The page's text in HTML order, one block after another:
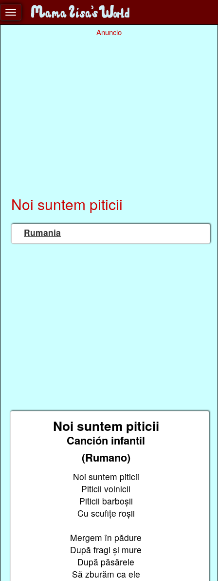
Anuncio
Noi suntem piticii
Rumania
Noi suntem piticii
Canción infantil
(Rumano)
Noi suntem piticii
Piticii voinicii
Piticii barboșii
Cu scufițe roșii
Mergem în pădure
După fragi și mure
După păsărele
Să zburăm ca ele